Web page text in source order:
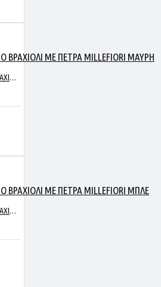
ΑΝΔΡΙΚΟ ΧΕΙΡΟΠΟΙΗΤΟ ΒΡΑΧΙΟΛΙ ΜΕ ΠΕΤΡΑ MILLEFIORI ΜΑΥΡΗ
ΑΝΔΡΙΚΟ ΧΕΙΡΟΠΟΙΗΤΟ ΒΡΑΧΙΟΛΙ ΜΕ ΠΕΤΡΑ MILLEFIORI ΜΠΛΕ